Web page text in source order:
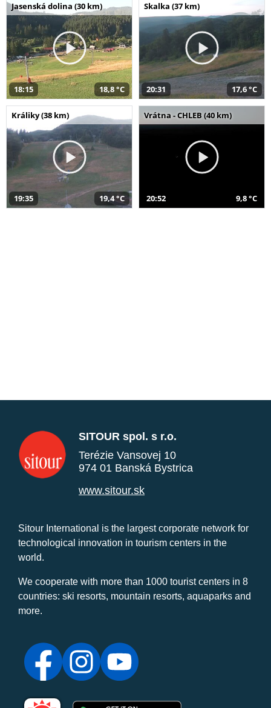
Jasenská dolina (30 km)
18:15 18,8 °C
Skalka (37 km)
20:31 17,6 °C
Králiky (38 km)
19:35 19,4 °C
Vrátna - CHLEB (40 km)
20:52 9,8 °C
SITOUR spol. s r.o.
Terézie Vansovej 10
974 01 Banská Bystrica
www.sitour.sk
Sitour International is the largest corporate network for
technological innovation in tourism centers in the
world.
We cooperate with more than 1000 tourist centers in 8
countries: ski resorts, mountain resorts, aquaparks and
more.